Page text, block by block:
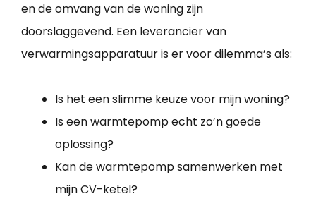
en de omvang van de woning zijn
doorslaggevend. Een leverancier van
verwarmingsapparatuur is er voor dilemma’s als:
Is het een slimme keuze voor mijn woning?
Is een warmtepomp echt zo’n goede
oplossing?
Kan de warmtepomp samenwerken met
mijn CV-ketel?